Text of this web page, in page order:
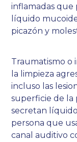
inflamadas
líquido
picazón y
Traumatismo o
la limpieza
incluso las
superficie de la
secretan
persona que
canal auditivo